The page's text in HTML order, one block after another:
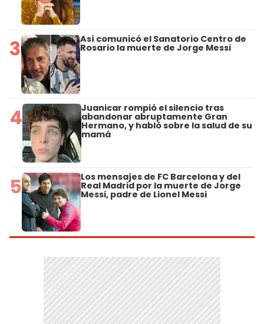
3 Así comunicó el Sanatorio Centro de
Rosario la muerte de Jorge Messi
4 Juanicar rompió el silencio tras
abandonar abruptamente Gran
Hermano, y habló sobre la salud de su
mamá
5 Los mensajes de FC Barcelona y del
Real Madrid por la muerte de Jorge
Messi, padre de Lionel Messi